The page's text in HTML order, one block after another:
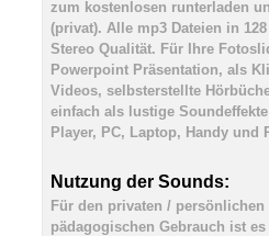
zum kostenlosen runterladen
(privat). Alle mp3 Dateien in
Stereo Qualität. Für Ihre
Powerpoint Präsentation, als
Videos, selbsterstellte
einfach als lustige
Player, PC, Laptop, Handy und
Nutzung der Sounds:
Für den privaten /
pädagogischen Gebrauch ist